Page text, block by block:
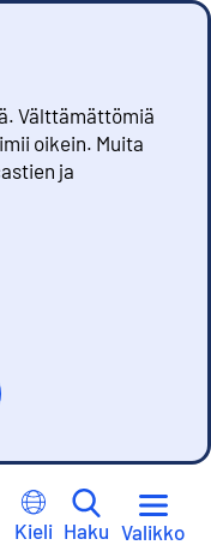
Välttämättömiä
oikein. Muita
ja
Kieli Haku Valikko